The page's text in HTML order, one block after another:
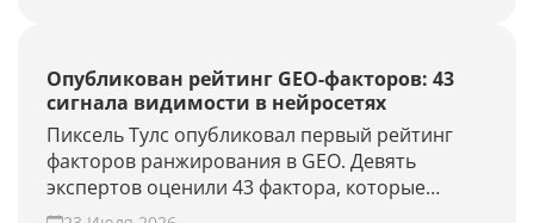
Опубликован рейтинг GEO-факторов: 43
сигнала видимости в нейросетях
Пиксель Тулс опубликовал первый рейтинг
факторов ранжирования в GEO. Девять
экспертов оценили 43 фактора, которые
влияют на видимость бренда в AI-ответах.